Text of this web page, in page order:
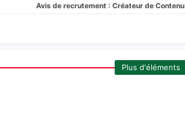
Avis de recrutement : Créateur de Contenu
Plus d'éléments